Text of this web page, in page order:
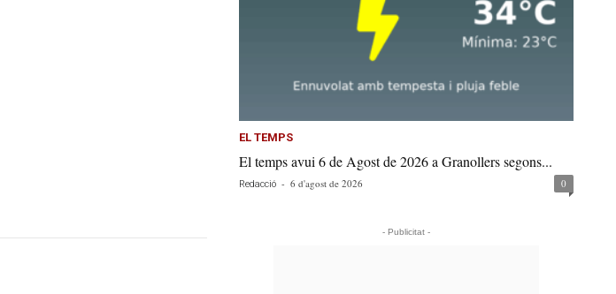
EL TEMPS
El temps avui 6 de Agost de 2026 a Granollers segons...
Redacció - 6 d'agost de 2026 0
- Publicitat -